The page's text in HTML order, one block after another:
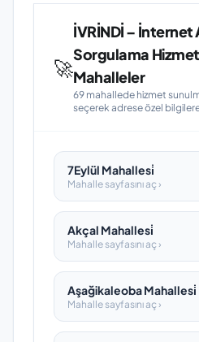
🚀
İVRİNDİ – İnternet
Sorgulama
Mahalleler
69 mahallede hizmet
seçerek adrese özel
7Eylül Mahallesi̇
Mahalle sayfasını aç ›
Akçal Mahallesi̇
Mahalle sayfasını aç ›
Aşağikaleoba Mahallesi̇
Mahalle sayfasını aç ›